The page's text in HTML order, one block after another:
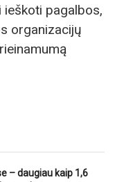
pagalbos,
organizacijų
– daugiau kaip 1,6